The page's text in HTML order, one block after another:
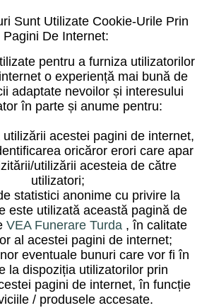
Sunt Utilizate Cookie-Urile Prin
De Internet:
pentru a furniza utilizatorilor
o experiență mai bună de
adaptate nevoilor și interesului
în parte și anume pentru:
acestei pagini de internet,
oricăror erori care apar
utilizării acesteia de către
utilizatori;
statistici anonime cu privire la
este utilizată această pagină de
VEA Funerare Turda , în calitate
al acestei pagini de internet;
eventuale bunuri care vor fi în
la dispoziția utilizatorilor prin
pagini de internet, în funcție
/ produsele accesate.